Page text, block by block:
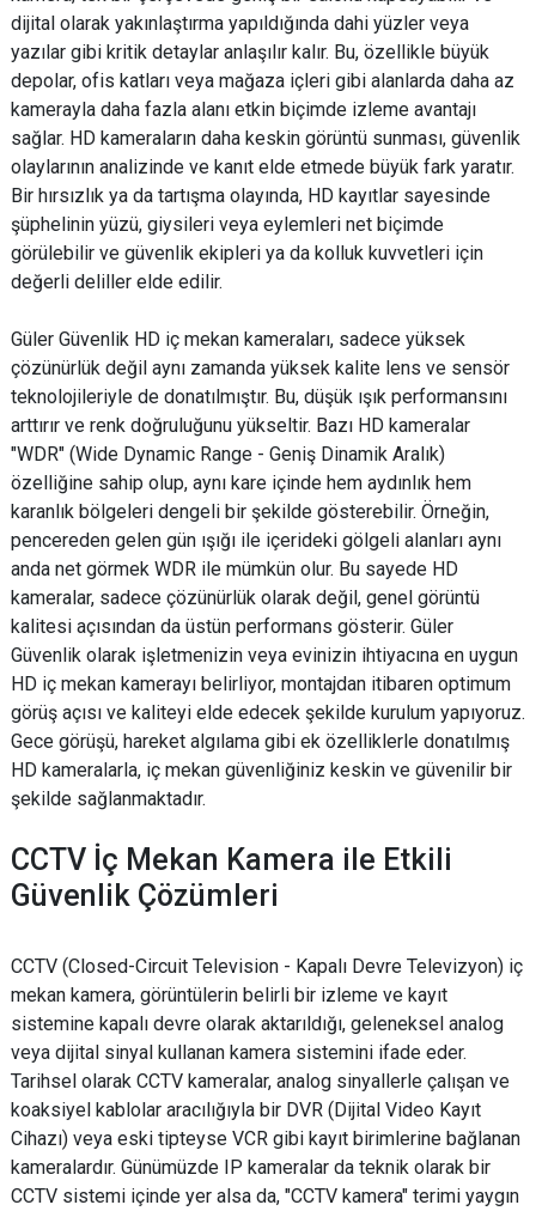
dijital olarak yakınlaştırma yapıldığında dahi yüzler veya
yazılar gibi kritik detaylar anlaşılır kalır. Bu, özellikle büyük
depolar, ofis katları veya mağaza içleri gibi alanlarda daha az
kamerayla daha fazla alanı etkin biçimde izleme avantajı
sağlar. HD kameraların daha keskin görüntü sunması, güvenlik
olaylarının analizinde ve kanıt elde etmede büyük fark yaratır.
Bir hırsızlık ya da tartışma olayında, HD kayıtlar sayesinde
şüphelinin yüzü, giysileri veya eylemleri net biçimde
görülebilir ve güvenlik ekipleri ya da kolluk kuvvetleri için
değerli deliller elde edilir.
Güler Güvenlik HD iç mekan kameraları, sadece yüksek
çözünürlük değil aynı zamanda yüksek kalite lens ve sensör
teknolojileriyle de donatılmıştır. Bu, düşük ışık performansını
arttırır ve renk doğruluğunu yükseltir. Bazı HD kameralar
"WDR" (Wide Dynamic Range - Geniş Dinamik Aralık)
özelliğine sahip olup, aynı kare içinde hem aydınlık hem
karanlık bölgeleri dengeli bir şekilde gösterebilir. Örneğin,
pencereden gelen gün ışığı ile içerideki gölgeli alanları aynı
anda net görmek WDR ile mümkün olur. Bu sayede HD
kameralar, sadece çözünürlük olarak değil, genel görüntü
kalitesi açısından da üstün performans gösterir. Güler
Güvenlik olarak işletmenizin veya evinizin ihtiyacına en uygun
HD iç mekan kamerayı belirliyor, montajdan itibaren optimum
görüş açısı ve kaliteyi elde edecek şekilde kurulum yapıyoruz.
Gece görüşü, hareket algılama gibi ek özelliklerle donatılmış
HD kameralarla, iç mekan güvenliğiniz keskin ve güvenilir bir
şekilde sağlanmaktadır.
CCTV İç Mekan Kamera ile Etkili
Güvenlik Çözümleri
CCTV (Closed-Circuit Television - Kapalı Devre Televizyon) iç
mekan kamera, görüntülerin belirli bir izleme ve kayıt
sistemine kapalı devre olarak aktarıldığı, geleneksel analog
veya dijital sinyal kullanan kamera sistemini ifade eder.
Tarihsel olarak CCTV kameralar, analog sinyallerle çalışan ve
koaksiyel kablolar aracılığıyla bir DVR (Dijital Video Kayıt
Cihazı) veya eski tipteyse VCR gibi kayıt birimlerine bağlanan
kameralardır. Günümüzde IP kameralar da teknik olarak bir
CCTV sistemi içinde yer alsa da, "CCTV kamera" terimi yaygın